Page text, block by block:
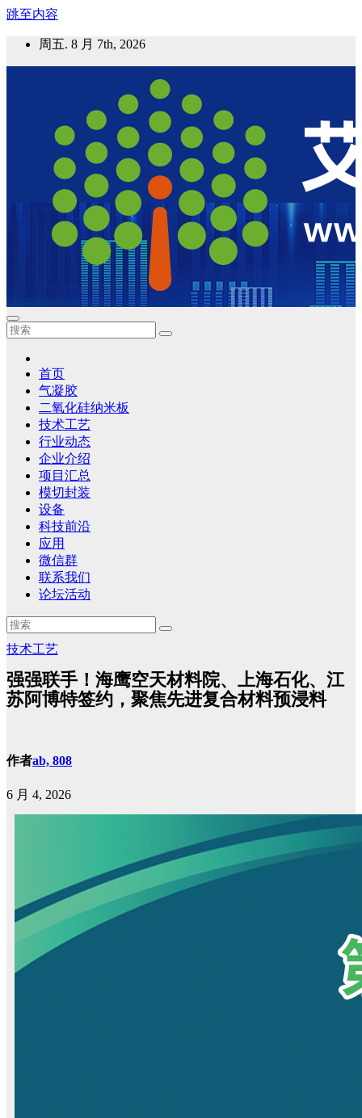
跳至内容
周五. 8 月 7th, 2026
艾邦气凝胶论坛
气凝胶材料及应用，产业链动态；气凝胶在新能源如锂电、储
首页
气凝胶
二氧化硅纳米板
技术工艺
行业动态
企业介绍
项目汇总
模切封装
设备
科技前沿
应用
微信群
联系我们
论坛活动
技术工艺
强强联手！海鹰空天材料院、上海石化、江
苏阿博特签约，聚焦先进复合材料预浸料
作者ab, 808
6 月 4, 2026